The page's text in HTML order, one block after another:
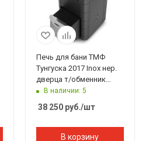
Печь для бани ТМФ
Тунгуска 2017 Inox нер.
дверца т/обменник
антрацит
В наличии: 5
38 250руб./шт
В корзину